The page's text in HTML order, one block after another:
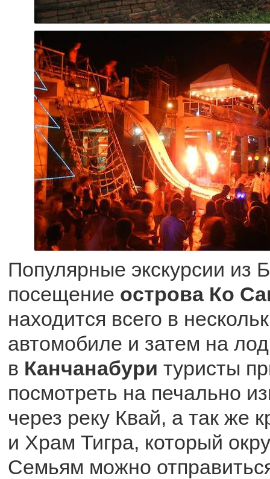
Популярные экскурсии из
посещение острова Ко
находится всего в
автомобиле и затем на
в Канчанабури туристы
посмотреть на печально
через реку Квай, а так же
и Храм Тигра, который
Семьям можно